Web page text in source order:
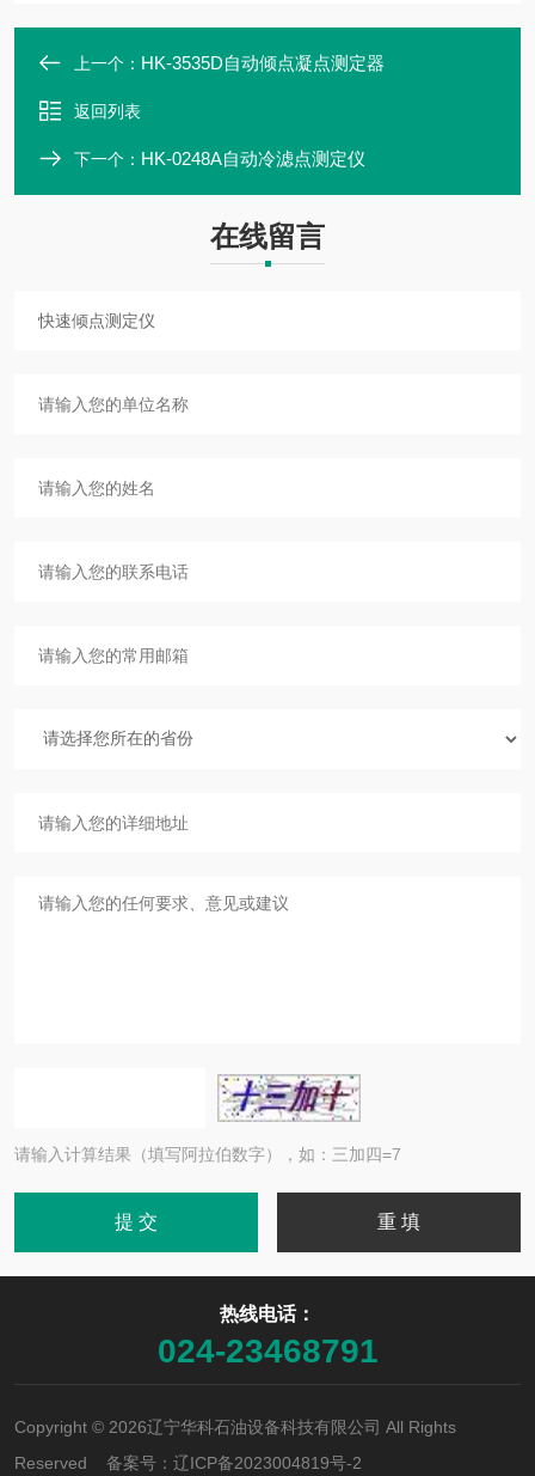
上一个： HK-3535D自动倾点凝点测定器
返回列表
下一个： HK-0248A自动冷滤点测定仪
在线留言
请输入计算结果（填写阿拉伯数字），如：三加四=7
热线电话：
024-23468791
Copyright © 2026辽宁华科石油设备科技有限公司 All Rights
Reserved 备案号： 辽ICP备2023004819号-2